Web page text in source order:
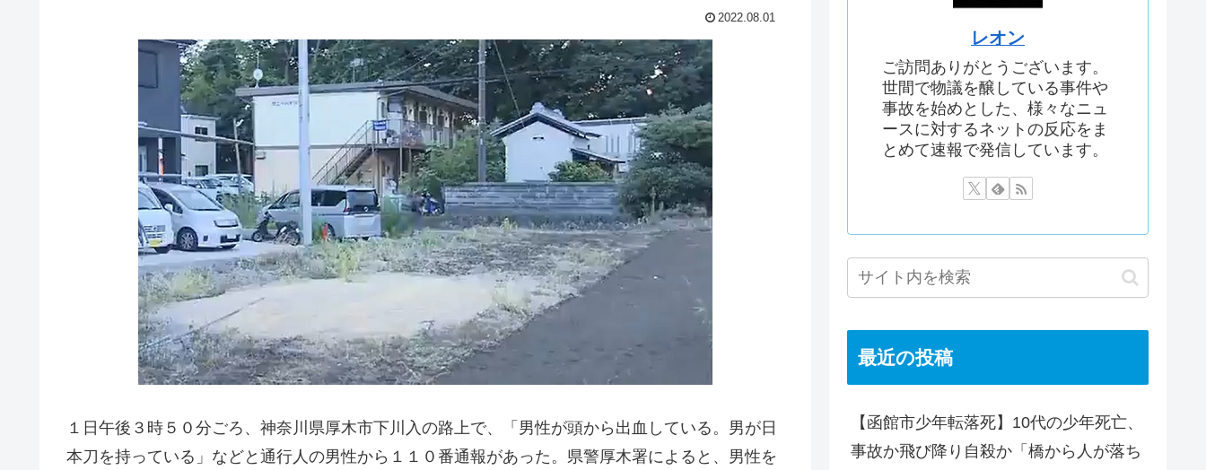
2022.08.01
１日午後３時５０分ごろ、神奈川県厚木市下川入の路上で、「男性が頭から出血している。男が日
本刀を持っている」などと通行人の男性から１１０番通報があった。県警厚木署によると、男性を
レオン
ご訪問ありがとうございます。
世間で物議を醸している事件や
事故を始めとした、様々なニュ
ースに対するネットの反応をま
とめて速報で発信しています。
最近の投稿
【函館市少年転落死】10代の少年死亡、
事故か飛び降り自殺か「橋から人が落ち